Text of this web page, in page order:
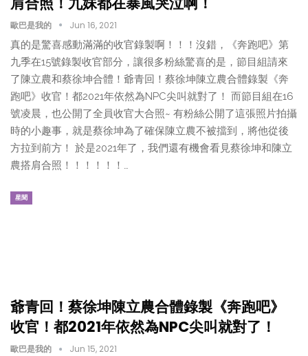
歐巴是我的 Jun 16, 2021
真的是驚喜感動滿滿的收官錄製啊！！！沒錯，《奔跑吧》第
九季在15號錄製收官部分，讓很多粉絲驚喜的是，節目組請來
了陳立農和蔡徐坤合體！爺青回！蔡徐坤陳立農合體錄製《奔
跑吧》收官！都2021年依然為NPC尖叫就對了！ 而節目組在16
號凌晨，也公開了全員收官大合照~ 有粉絲公開了這張照片拍攝
時的小趣事，就是蔡徐坤為了確保陳立農不被擋到，將他從後
方拉到前方！ 於是2021年了，我們還有機會看見蔡徐坤和陳立
農搭肩合照！！！！！！…
星聞
爺青回！蔡徐坤陳立農合體錄製《奔跑吧》
收官！都2021年依然為NPC尖叫就對了！
歐巴是我的 Jun 15, 2021